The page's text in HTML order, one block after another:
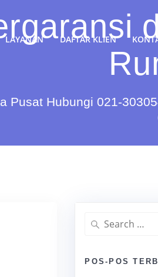
LAYANAN DAFTAR KLIEN
Pusat Hubungi 021-
Search
for:
POS-POS